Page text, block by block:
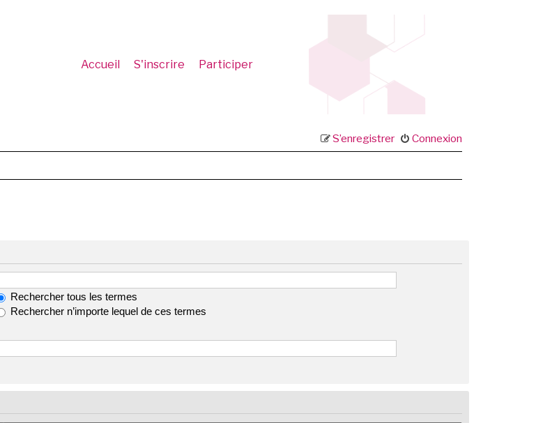
Accueil S'inscrire Participer
Connexion
S’enregistrer
Rechercher tous les termes
Rechercher n’importe lequel de ces termes